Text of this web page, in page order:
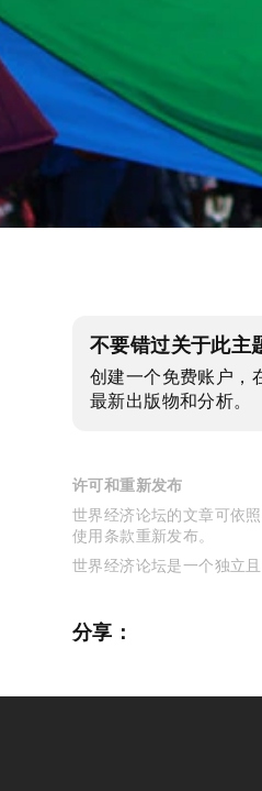
不要错过关于此主
创建一个免费账户，
最新出版物和分析。
许可和重新发布
世界经济论坛的文章可依
使用条款重新发布。
世界经济论坛是一个独立
分享：